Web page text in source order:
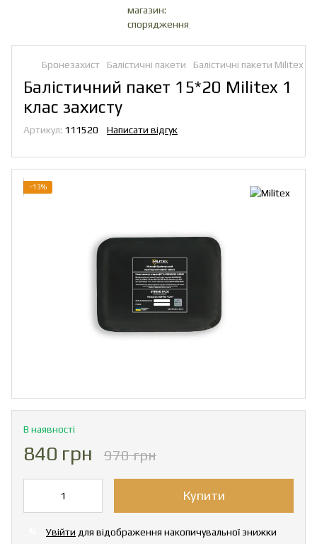
Бронезахист Балістичні пакети Балістичні пакети Militex
Балістичний пакет 15*20 Militex 1
клас захисту
Артикул: 111520 Написати відгук
−13%
В наявності
840 грн 970 грн
Купити
Увійти для відображення накопичувальної знижки